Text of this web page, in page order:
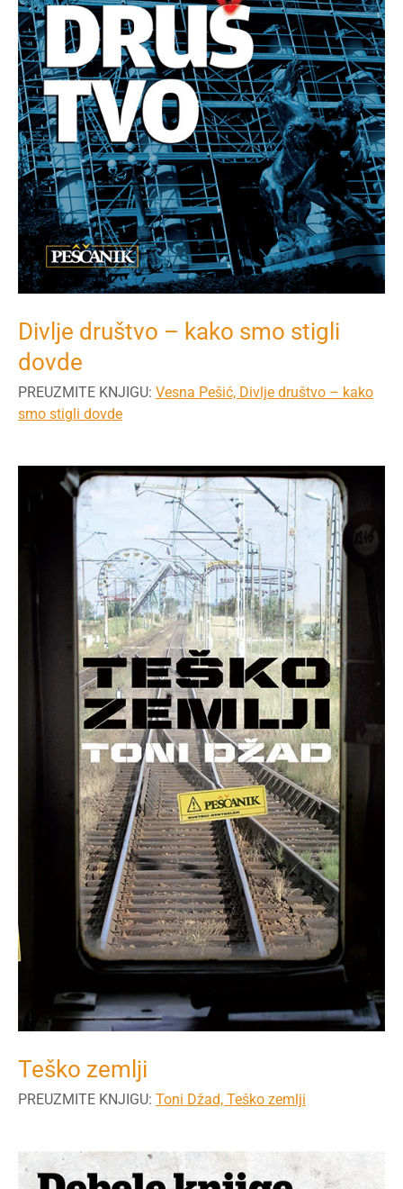
Divlje društvo – kako smo stigli
dovde
PREUZMITE KNJIGU: Vesna Pešić, Divlje društvo – kako
smo stigli dovde
Teško zemlji
PREUZMITE KNJIGU: Toni Džad, Teško zemlji